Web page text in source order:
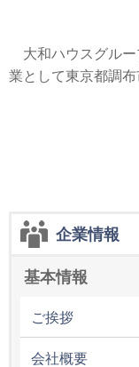
大和ハウスグルー
業として東京都調
企業情報
基本情報
ご挨拶
会社概要